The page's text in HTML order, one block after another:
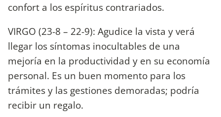
confort a los espíritus contrariados.
VIRGO (23-8 – 22-9): Agudice la vista y verá
llegar los síntomas inocultables de una
mejoría en la productividad y en su economía
personal. Es un buen momento para los
trámites y las gestiones demoradas; podría
recibir un regalo.